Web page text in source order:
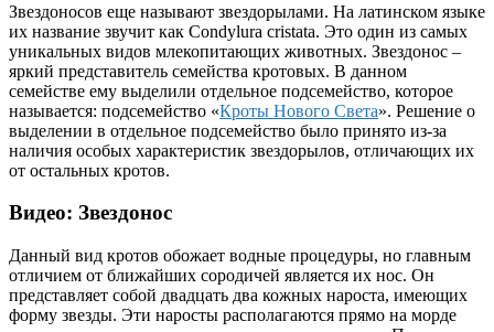
Звездоносов еще называют звездорылами. На латинском языке
их название звучит как Condylura cristata. Это один из самых
уникальных видов млекопитающих животных. Звездонос –
яркий представитель семейства кротовых. В данном
семействе ему выделили отдельное подсемейство, которое
называется: подсемейство «Кроты Нового Света». Решение о
выделении в отдельное подсемейство было принято из-за
наличия особых характеристик звездорылов, отличающих их
от остальных кротов.
Видео: Звездонос
Данный вид кротов обожает водные процедуры, но главным
отличием от ближайших сородичей является их нос. Он
представляет собой двадцать два кожных нароста, имеющих
форму звезды. Эти наросты располагаются прямо на морде